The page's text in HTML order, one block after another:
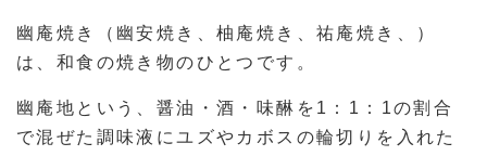
幽庵焼き（幽安焼き、柚庵焼き、祐庵焼き、）
は、和食の焼き物のひとつです。
幽庵地という、醤油・酒・味醂を1：1：1の割合
で混ぜた調味液にユズやカボスの輪切りを入れた